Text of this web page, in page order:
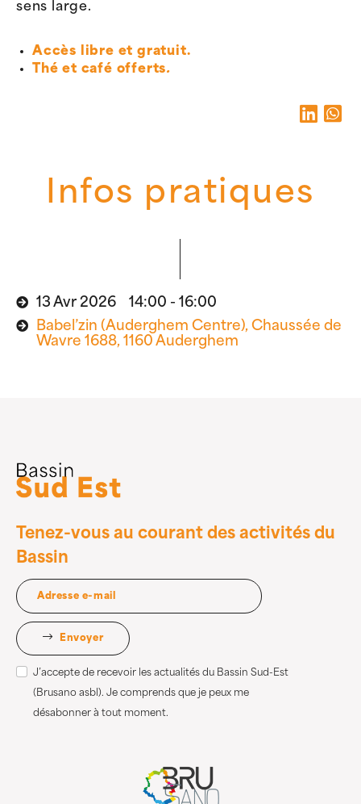
sens large.
Accès libre et gratuit.
Thé et café offerts.
Infos pratiques
13 Avr 2026 14:00 - 16:00
Babel’zin (Auderghem Centre), Chaussée de
Wavre 1688, 1160 Auderghem
Tenez-vous au courant des activités du
Bassin
Envoyer
J’accepte de recevoir les actualités du Bassin Sud-Est
(Brusano asbl). Je comprends que je peux me
désabonner à tout moment.